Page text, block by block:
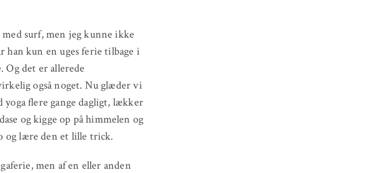
surf, men jeg kunne ikke
han kun en uges ferie tilbage i
Og det er allerede
også noget. Nu glæder vi
flere gange dagligt, lækker
og kigge op på himmelen og
og lære den et lille trick.
men af en eller anden